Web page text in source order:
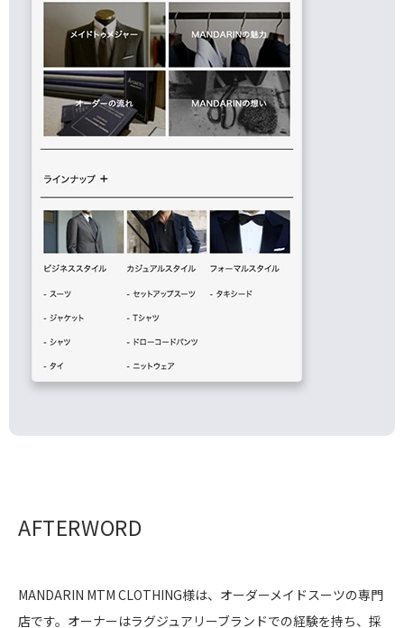
AFTERWORD
MANDARIN MTM CLOTHING様は、オーダーメイドスーツの専門
店です。オーナーはラグジュアリーブランドでの経験を持ち、採